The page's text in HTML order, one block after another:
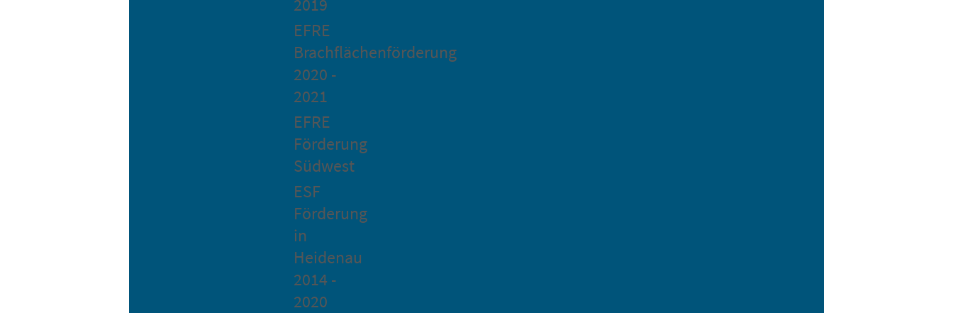
2019
EFRE
Brachflächenförderung
2020 -
2021
EFRE
Förderung
Südwest
ESF
Förderung
in
Heidenau
2014 -
2020